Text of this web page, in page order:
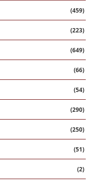
(459)
(223)
(649)
(66)
(54)
(290)
(250)
(51)
(2)